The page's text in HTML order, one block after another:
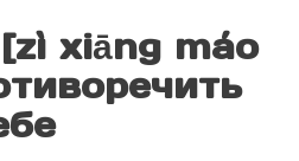
[zì xiāng máo